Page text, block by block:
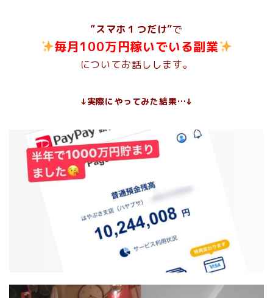
”スマホ１つだけ”で
毎月100万円稼いでいる副業
についてお話しします。
↓実際にやってみた結果…↓